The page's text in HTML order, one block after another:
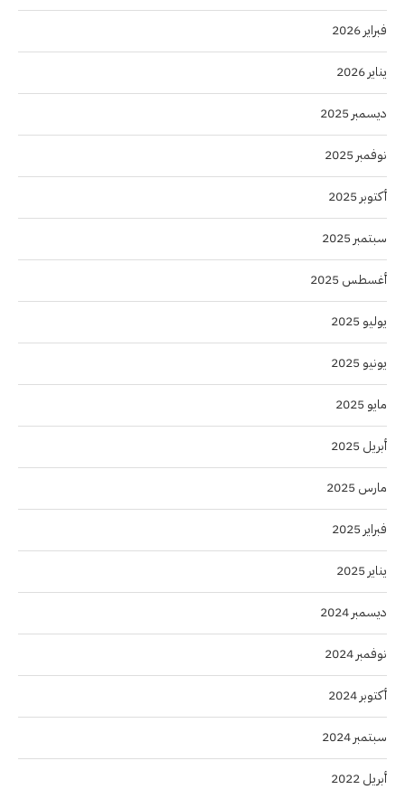
فبراير 2026
يناير 2026
ديسمبر 2025
نوفمبر 2025
أكتوبر 2025
سبتمبر 2025
أغسطس 2025
يوليو 2025
يونيو 2025
مايو 2025
أبريل 2025
مارس 2025
فبراير 2025
يناير 2025
ديسمبر 2024
نوفمبر 2024
أكتوبر 2024
سبتمبر 2024
أبريل 2022